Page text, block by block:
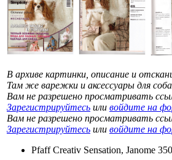
В архиве картинки, описание и
Там же варежки и аксессуары для
Вам не разрешено просматривать
Зарегистрируйтесь или войдите на
Вам не разрешено просматривать
Зарегистрируйтесь или войдите на
Pfaff Creativ Sensation, Janome